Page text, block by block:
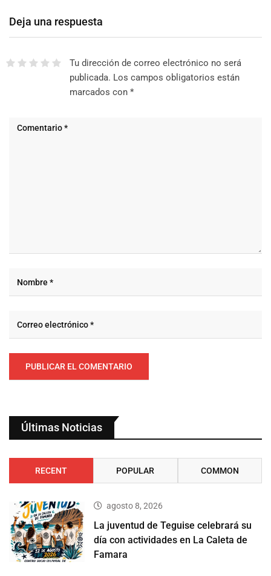
Deja una respuesta
Tu dirección de correo electrónico no será
publicada. Los campos obligatorios están
marcados con *
Últimas Noticias
RECENT POPULAR COMMON
agosto 8, 2026
La juventud de Teguise celebrará su
día con actividades en La Caleta de
Famara